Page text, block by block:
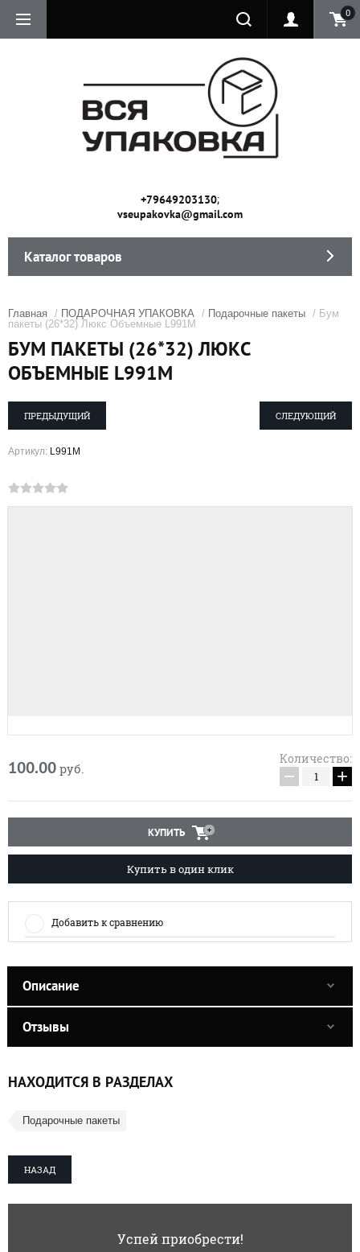
0
+79649203130;
vseupakovka@gmail.com
Каталог товаров
Главная / ПОДАРОЧНАЯ УПАКОВКА / Подарочные пакеты / Бум
пакеты (26*32) Люкс Объемные L991M
БУМ ПАКЕТЫ (26*32) ЛЮКС
ОБЪЕМНЫЕ L991M
ПРЕДЫДУЩИЙ СЛЕДУЮЩИЙ
Артикул: L991M
100.00 руб.
Количество:
− +
КУПИТЬ
Купить в один клик
Добавить к сравнению
Описание
Отзывы
НАХОДИТСЯ В РАЗДЕЛАХ
Подарочные пакеты
НАЗАД
Успей приобрести!